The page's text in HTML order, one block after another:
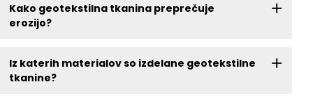
Kako geotekstilna tkanina preprečuje
erozijo?
Iz katerih materialov so izdelane geotekstilne
tkanine?